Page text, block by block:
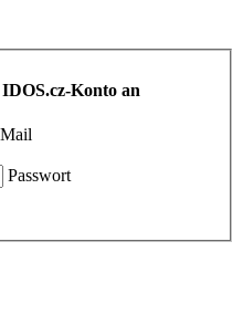
Konto an
Passwort